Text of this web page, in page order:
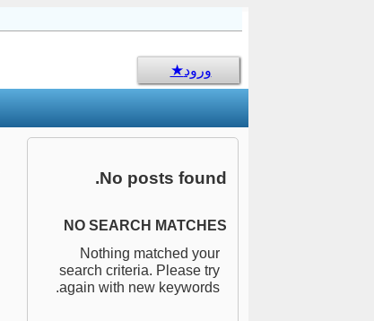
ورود
No posts found.
NO SEARCH MATCHES
Nothing matched your
search criteria. Please try
again with new keywords.